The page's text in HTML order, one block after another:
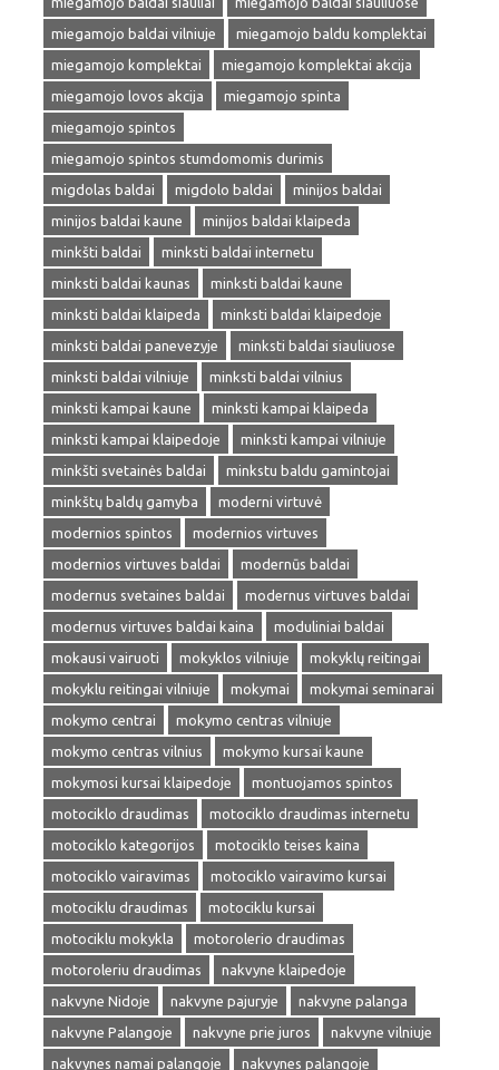
miegamojo baldai vilniuje
miegamojo baldu komplektai
miegamojo komplektai
miegamojo komplektai akcija
miegamojo lovos akcija
miegamojo spinta
miegamojo spintos
miegamojo spintos stumdomomis durimis
migdolas baldai
migdolo baldai
minijos baldai
minijos baldai kaune
minijos baldai klaipeda
minkšti baldai
minksti baldai internetu
minksti baldai kaunas
minksti baldai kaune
minksti baldai klaipeda
minksti baldai klaipedoje
minksti baldai panevezyje
minksti baldai siauliuose
minksti baldai vilniuje
minksti baldai vilnius
minksti kampai kaune
minksti kampai klaipeda
minksti kampai klaipedoje
minksti kampai vilniuje
minkšti svetainės baldai
minkstu baldu gamintojai
minkštų baldų gamyba
moderni virtuvė
modernios spintos
modernios virtuves
modernios virtuves baldai
modernūs baldai
modernus svetaines baldai
modernus virtuves baldai
modernus virtuves baldai kaina
moduliniai baldai
mokausi vairuoti
mokyklos vilniuje
mokyklų reitingai
mokyklu reitingai vilniuje
mokymai
mokymai seminarai
mokymo centrai
mokymo centras vilniuje
mokymo centras vilnius
mokymo kursai kaune
mokymosi kursai klaipedoje
montuojamos spintos
motociklo draudimas
motociklo draudimas internetu
motociklo kategorijos
motociklo teises kaina
motociklo vairavimas
motociklo vairavimo kursai
motociklu draudimas
motociklu kursai
motociklu mokykla
motorolerio draudimas
motoroleriu draudimas
nakvyne klaipedoje
nakvyne Nidoje
nakvyne pajuryje
nakvyne palanga
nakvyne Palangoje
nakvyne prie juros
nakvyne vilniuje
nakvynes namai palangoje
nakvynes palangoje